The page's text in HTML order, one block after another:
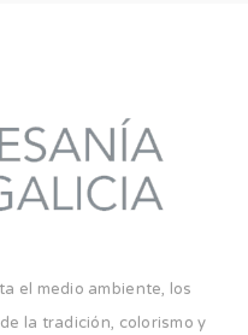
el medio ambiente, los
la tradición, colorismo y